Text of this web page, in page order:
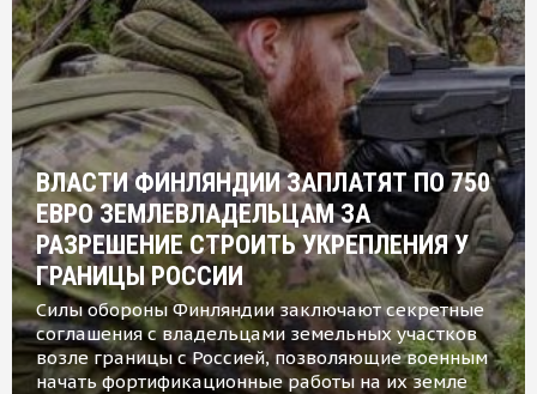
ВЛАСТИ ФИНЛЯНДИИ ЗАПЛАТЯТ ПО 750
ЕВРО ЗЕМЛЕВЛАДЕЛЬЦАМ ЗА
РАЗРЕШЕНИЕ СТРОИТЬ УКРЕПЛЕНИЯ У
ГРАНИЦЫ РОССИИ
Силы обороны Финляндии заключают секретные
соглашения с владельцами земельных участков
возле границы с Россией, позволяющие военным
начать фортификационные работы на их земле